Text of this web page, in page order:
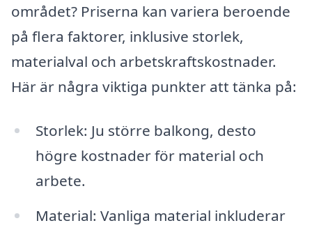
området? Priserna kan variera beroende
på flera faktorer, inklusive storlek,
materialval och arbetskraftskostnader.
Här är några viktiga punkter att tänka på:
Storlek: Ju större balkong, desto
högre kostnader för material och
arbete.
Material: Vanliga material inkluderar